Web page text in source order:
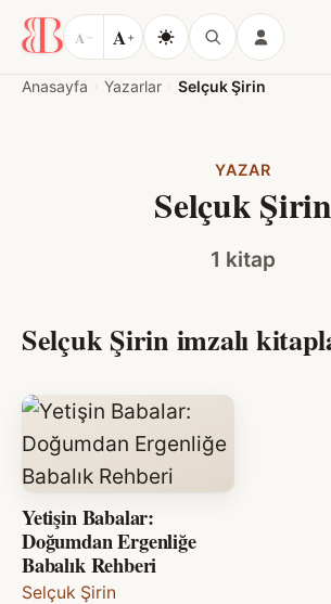
A − A+
Anasayfa Yazarlar Selçuk Şirin
YAZAR
Selçuk Şirin
1 kitap
Selçuk Şirin imzalı
Yetişin Babalar:
Doğumdan Ergenliğe
Babalık Rehberi
Selçuk Şirin